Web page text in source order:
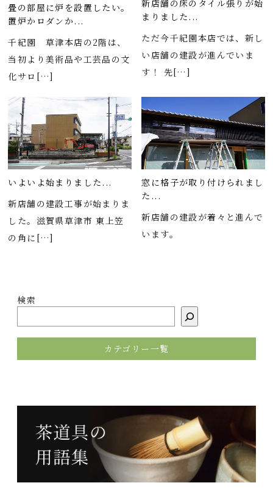
畳の部屋に炉を設置したい。
置炉かロダンか...
千紀園 草津本店の2階は、
当初より美術品や工芸品の文
化サロ[…]
新店舗の床のタイル張りが始
まりました...
ただ今千紀園本店では、新し
い店舗の建設が進んでいま
す！ 先[…]
いよいよ始まりました...
新店舗の建設工事が始まりま
した。滋賀県草津市 東上笠
の角に[…]
窓に格子が取り付けられまし
た...
新店舗の建設が着々と進んで
います。
検索
カテゴリー一覧